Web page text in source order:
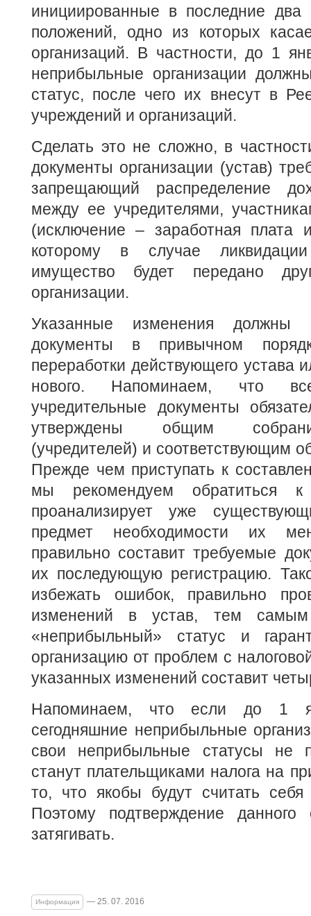
инициированные в последние два
положений, одно из которых
организаций. В частности, до 1
неприбыльные организации
статус, после чего их внесут в
учреждений и организаций.
Сделать это не сложно, в
документы организации (устав)
запрещающий распределение
между ее учредителями,
(исключение – заработная
которому в случае
имущество будет передано
организации.
Указанные изменения
документы в привычном
переработки действующего устава
нового. Напоминаем, что
учредительные документы
утверждены общим
(учредителей) и соответствующим
Прежде чем приступать к
мы рекомендуем обратиться к
проанализирует уже
предмет необходимости их
правильно составит требуемые
их последующую регистрацию.
избежать ошибок, правильно
изменений в устав, тем самым
«неприбыльный» статус и
организацию от проблем с
указанных изменений составит
Напоминаем, что если до 1
сегодняшние неприбыльные
свои неприбыльные статусы не
станут плательщиками налога на
то, что якобы будут считать
Поэтому подтверждение
затягивать.
Информация — 25. 07. 2016